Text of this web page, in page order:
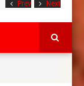
Prev Next